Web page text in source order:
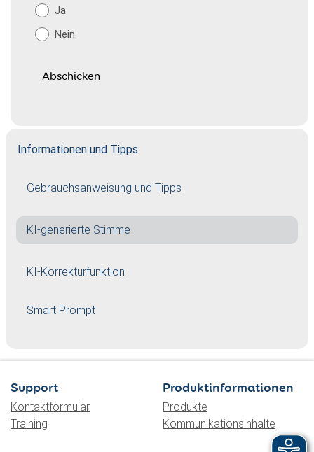
Informationen und Tipps
Gebrauchsanweisung und Tipps
KI-generierte Stimme
KI-Korrekturfunktion
Smart Prompt
Ja
Nein
Support
Kontaktformular
Training
Produktinformationen
Produkte
Kommunikationsinhalte